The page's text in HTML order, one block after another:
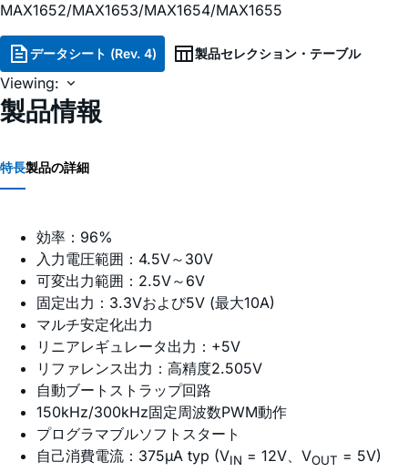
MAX1652/MAX1653/MAX1654/MAX1655
データシート (Rev. 4) 製品セレクション・テーブル
Viewing:
製品情報
特長製品の詳細
効率：96%
入力電圧範囲：4.5V～30V
可変出力範囲：2.5V～6V
固定出力：3.3Vおよび5V (最大10A)
マルチ安定化出力
リニアレギュレータ出力：+5V
リファレンス出力：高精度2.505V
自動ブートストラップ回路
150kHz/300kHz固定周波数PWM動作
プログラマブルソフトスタート
自己消費電流：375µA typ (VIN = 12V、VOUT = 5V)